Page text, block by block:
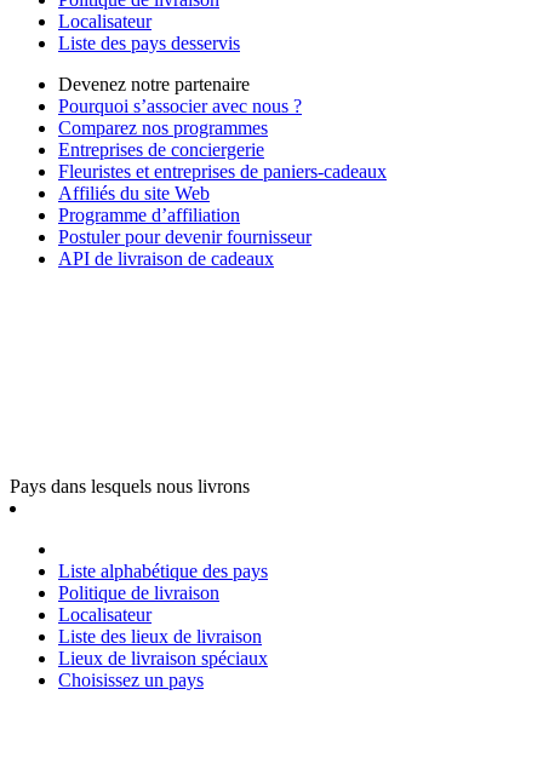
Localisateur
Liste des pays desservis
Devenez notre partenaire
Pourquoi s’associer avec nous ?
Comparez nos programmes
Entreprises de conciergerie
Fleuristes et entreprises de paniers-cadeaux
Affiliés du site Web
Programme d’affiliation
Postuler pour devenir fournisseur
API de livraison de cadeaux
Pays dans lesquels nous livrons
Liste alphabétique des pays
Politique de livraison
Localisateur
Liste des lieux de livraison
Lieux de livraison spéciaux
Choisissez un pays